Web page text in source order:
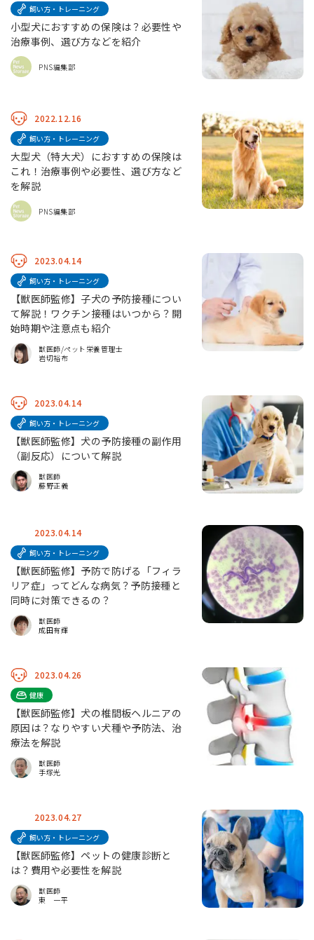
飼い方・トレーニング
小型犬におすすめの保険は？必要性や
治療事例、選び方などを紹介
PNS編集部
2022.12.16
飼い方・トレーニング
大型犬（特大犬）におすすめの保険は
これ！治療事例や必要性、選び方など
を解説
PNS編集部
2023.04.14
飼い方・トレーニング
【獣医師監修】子犬の予防接種につい
て解説！ワクチン接種はいつから？開
始時期や注意点も紹介
獣医師/ペット栄養管理士
岩切裕布
2023.04.14
飼い方・トレーニング
【獣医師監修】犬の予防接種の副作用
（副反応）について解説
獣医師
藤野正義
2023.04.14
飼い方・トレーニング
【獣医師監修】予防で防げる「フィラ
リア症」ってどんな病気？予防接種と
同時に対策できるの？
獣医師
成田有輝
2023.04.26
健康
【獣医師監修】犬の椎間板ヘルニアの
原因は？なりやすい犬種や予防法、治
療法を解説
獣医師
手塚光
2023.04.27
飼い方・トレーニング
【獣医師監修】ペットの健康診断と
は？費用や必要性を解説
獣医師
東 一平